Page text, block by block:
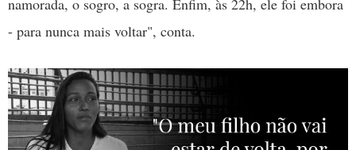
namorada, o sogro, a sogra. Enfim, às 22h, ele foi embora
- para nunca mais voltar", conta.